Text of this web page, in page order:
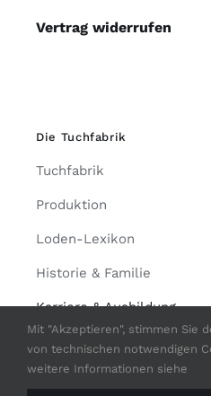
Vertrag widerrufen
Die Tuchfabrik
Tuchfabrik
Produktion
Loden-Lexikon
Historie & Familie
Karriere & Ausbildung
Werksverkauf
Mit "Akzeptieren", stimmen Sie
von technischen notwendigen
weitere Informationen siehe